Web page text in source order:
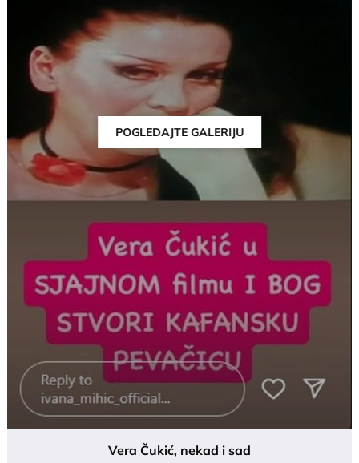
POGLEDAJTE GALERIJU
Vera Čukić, nekad i sad